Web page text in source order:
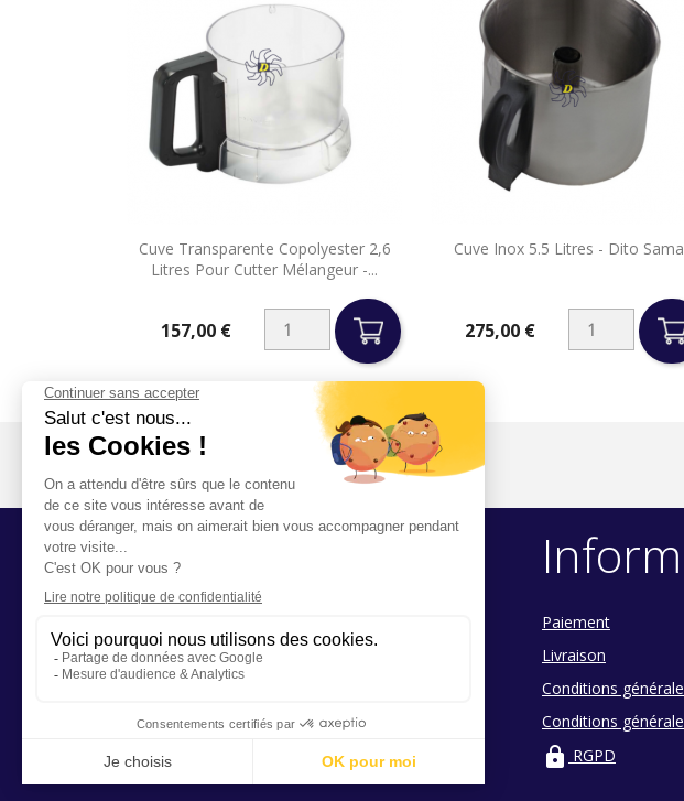
Cuve Transparente Copolyester 2,6
Litres Pour Cutter Mélangeur -...
157,00 €
Aperçu rapide Cuve Inox 5.5 Litres - Dito Sama
275,00 €
 Aperçu rapide
Votre compte
Commandes
Adresses
Bons de réduction
Paiement
Livraison
Conditions
Conditions
lock RGPD